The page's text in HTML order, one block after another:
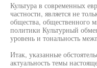
Культура в современных
частности, является не
общества, общественного
политики Культурный
уровень и тональность
Итак, указанные
актуальность темы